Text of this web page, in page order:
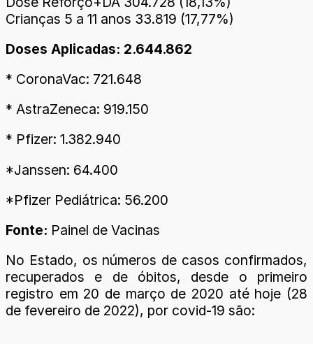
Crianças 5 a 11 anos 33.819 (17,77%)
Doses Aplicadas: 2.644.862
* CoronaVac: 721.648
* AstraZeneca: 919.150
* Pfizer: 1.382.940
*Janssen: 64.400
*Pfizer Pediátrica: 56.200
Fonte: Painel de Vacinas
No Estado, os números de casos confirmados,
recuperados e de óbitos, desde o primeiro
registro em 20 de março de 2020 até hoje (28
de fevereiro de 2022), por covid-19 são: